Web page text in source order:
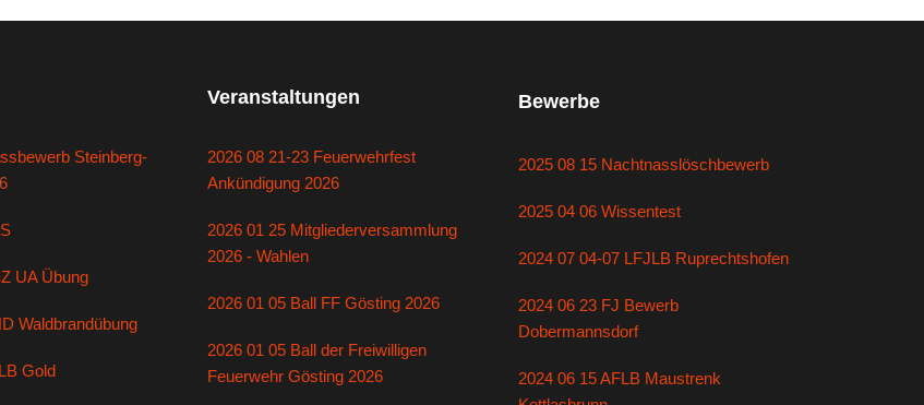
Steinberg-
UA Übung
Waldbrandübung
Gold
Veranstaltungen
2026 08 21-23 Feuerwehrfest
Ankündigung 2026
2026 01 25 Mitgliederversammlung
2026 - Wahlen
2026 01 05 Ball FF Gösting 2026
2026 01 05 Ball der Freiwilligen
Feuerwehr Gösting 2026
Bewerbe
2025 08 15 Nachtnasslöschbewerb
2025 04 06 Wissentest
2024 07 04-07 LFJLB Ruprechtshofen
2024 06 23 FJ Bewerb
Dobermannsdorf
2024 06 15 AFLB Maustrenk